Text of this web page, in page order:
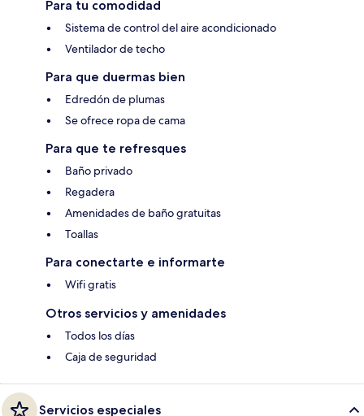
Para tu comodidad
Sistema de control del aire acondicionado
Ventilador de techo
Para que duermas bien
Edredón de plumas
Se ofrece ropa de cama
Para que te refresques
Baño privado
Regadera
Amenidades de baño gratuitas
Toallas
Para conectarte e informarte
Wifi gratis
Otros servicios y amenidades
Todos los días
Caja de seguridad
Servicios especiales